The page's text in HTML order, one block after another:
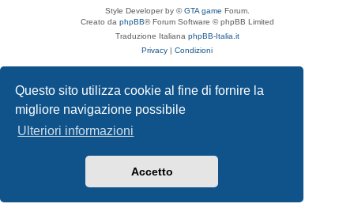
Questo sito utilizza cookie al fine di fornire la
migliore navigazione possibile
Ulteriori informazioni
Accetto
Style Developer by ©GTA game Forum.
Creato da phpBB® Forum Software © phpBB Limited
Traduzione Italiana phpBB-Italia.it
Privacy | Condizioni